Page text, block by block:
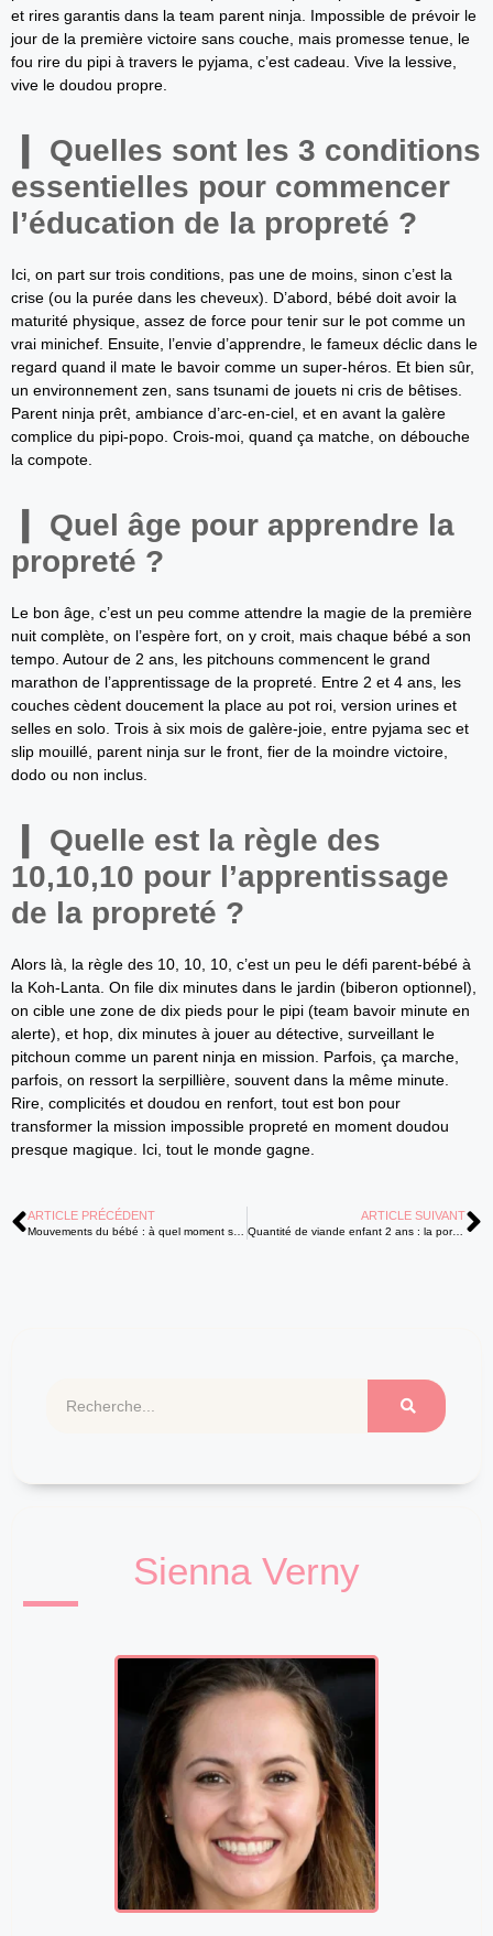
et rires garantis dans la team parent ninja. Impossible de prévoir le
jour de la première victoire sans couche, mais promesse tenue, le
fou rire du pipi à travers le pyjama, c’est cadeau. Vive la lessive,
vive le doudou propre.
Quelles sont les 3 conditions
essentielles pour commencer
l’éducation de la propreté ?
Ici, on part sur trois conditions, pas une de moins, sinon c’est la
crise (ou la purée dans les cheveux). D’abord, bébé doit avoir la
maturité physique, assez de force pour tenir sur le pot comme un
vrai minichef. Ensuite, l’envie d’apprendre, le fameux déclic dans le
regard quand il mate le bavoir comme un super-héros. Et bien sûr,
un environnement zen, sans tsunami de jouets ni cris de bêtises.
Parent ninja prêt, ambiance d’arc-en-ciel, et en avant la galère
complice du pipi-popo. Crois-moi, quand ça matche, on débouche
la compote.
Quel âge pour apprendre la
propreté ?
Le bon âge, c’est un peu comme attendre la magie de la première
nuit complète, on l’espère fort, on y croit, mais chaque bébé a son
tempo. Autour de 2 ans, les pitchouns commencent le grand
marathon de l’apprentissage de la propreté. Entre 2 et 4 ans, les
couches cèdent doucement la place au pot roi, version urines et
selles en solo. Trois à six mois de galère-joie, entre pyjama sec et
slip mouillé, parent ninja sur le front, fier de la moindre victoire,
dodo ou non inclus.
Quelle est la règle des
10,10,10 pour l’apprentissage
de la propreté ?
Alors là, la règle des 10, 10, 10, c’est un peu le défi parent-bébé à
la Koh-Lanta. On file dix minutes dans le jardin (biberon optionnel),
on cible une zone de dix pieds pour le pipi (team bavoir minute en
alerte), et hop, dix minutes à jouer au détective, surveillant le
pitchoun comme un parent ninja en mission. Parfois, ça marche,
parfois, on ressort la serpillière, souvent dans la même minute.
Rire, complicités et doudou en renfort, tout est bon pour
transformer la mission impossible propreté en moment doudou
presque magique. Ici, tout le monde gagne.
ARTICLE PRÉCÉDENT ARTICLE SUIVANT
Quantité de viande enfant 2 ans : la portion idéale selon les experts
Sienna Verny